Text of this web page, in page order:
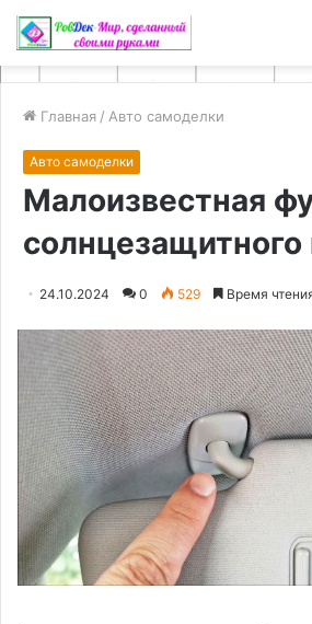
Главная / Авто самоделки
Авто самоделки
Малоизвестная
солнцезащитного
24.10.2024 0 529 Время